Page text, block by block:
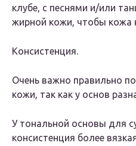
клубе, с песнями и/или
жирной кожи, чтобы кожа
Консистенция.
Очень важно правильно
кожи, так как у основ
У тональной основы для
консистенция более